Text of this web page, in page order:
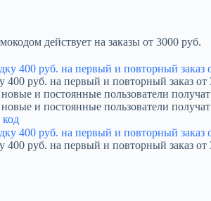
действует на заказы от 3000 руб.
400 руб. на первый и повторный заказ от
и постоянные пользователи
и постоянные пользователи
400 руб. на первый и повторный заказ от